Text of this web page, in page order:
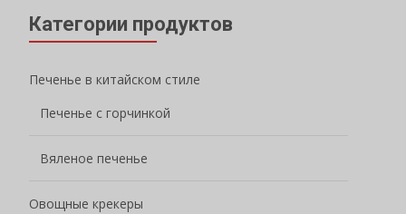
Категории продуктов
Печенье в китайском стиле
Печенье с горчинкой
Вяленое печенье
Овощные крекеры